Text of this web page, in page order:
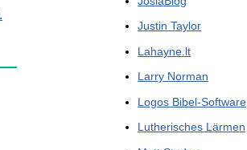
Justin Taylor
Lahayne.lt
Larry Norman
Logos Bibel-Software
Lutherisches Lärmen